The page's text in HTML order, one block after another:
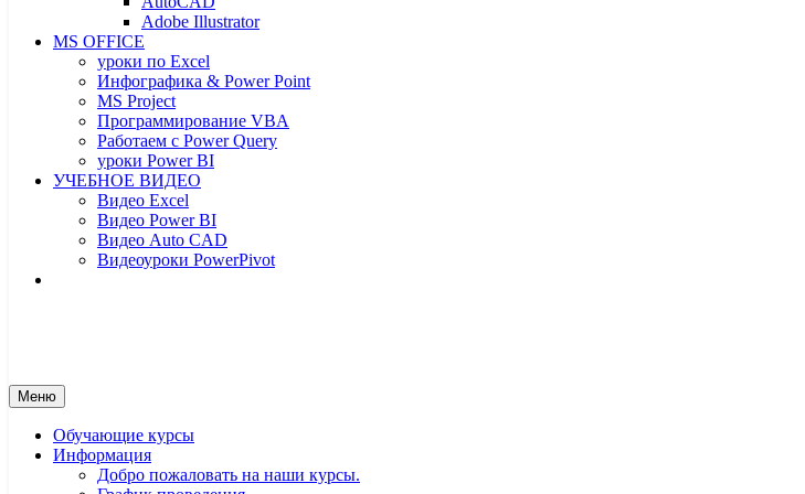
Adobe Illustrator
MS OFFICE
уроки по Excel
Инфографика & Power Point
MS Project
Программирование VBA
Работаем с Power Query
уроки Power BI
УЧЕБНОЕ ВИДЕО
Видео Excel
Видео Power BI
Видео Auto CAD
Видеоуроки PowerPivot
Меню
Обучающие курсы
Информация
Добро пожаловать на наши курсы.